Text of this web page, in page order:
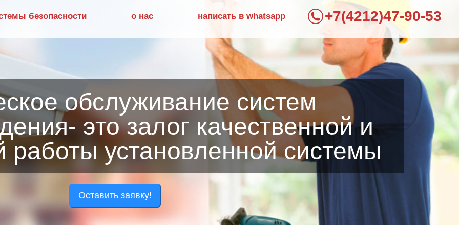
+7(4212)47-90-53
безопасности о нас написать в whatsapp
обслуживание систем
это залог качественной и
работы установленной системы
Оставить заявку!